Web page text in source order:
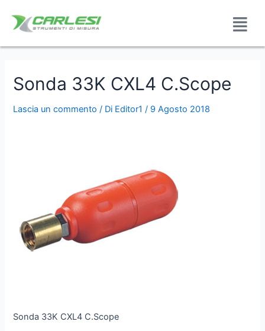
Sonda 33K CXL4 C.Scope
Lascia un commento / Di Editor1 / 9 Agosto 2018
Sonda 33K CXL4 C.Scope